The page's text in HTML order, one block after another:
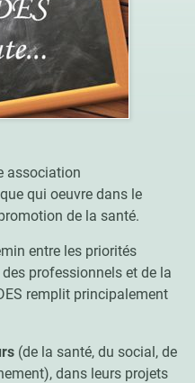
association
qui oeuvre dans le
de la santé.
entre les priorités
professionnels et de la
remplit principalement
(de la santé, du social, de
dans leurs projets